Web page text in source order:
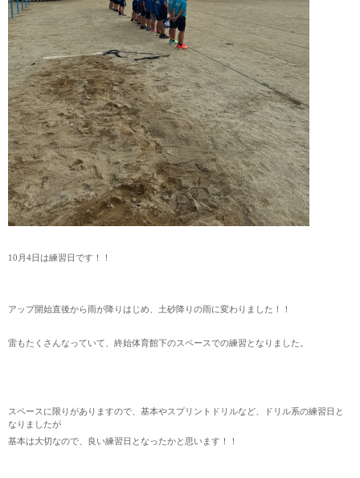
10月4日は練習日です！！
アップ開始直後から雨が降りはじめ、土砂降りの雨に変わりました！！
雷もたくさんなっていて、終始体育館下のスペースでの練習となりました。
スペースに限りがありますので、基本やスプリントドリルなど、ドリル系の練習日と
なりましたが
基本は大切なので、良い練習日となったかと思います！！